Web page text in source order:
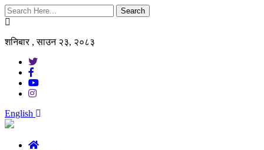
Search
शनिबार , साउन २३, २०८३
English